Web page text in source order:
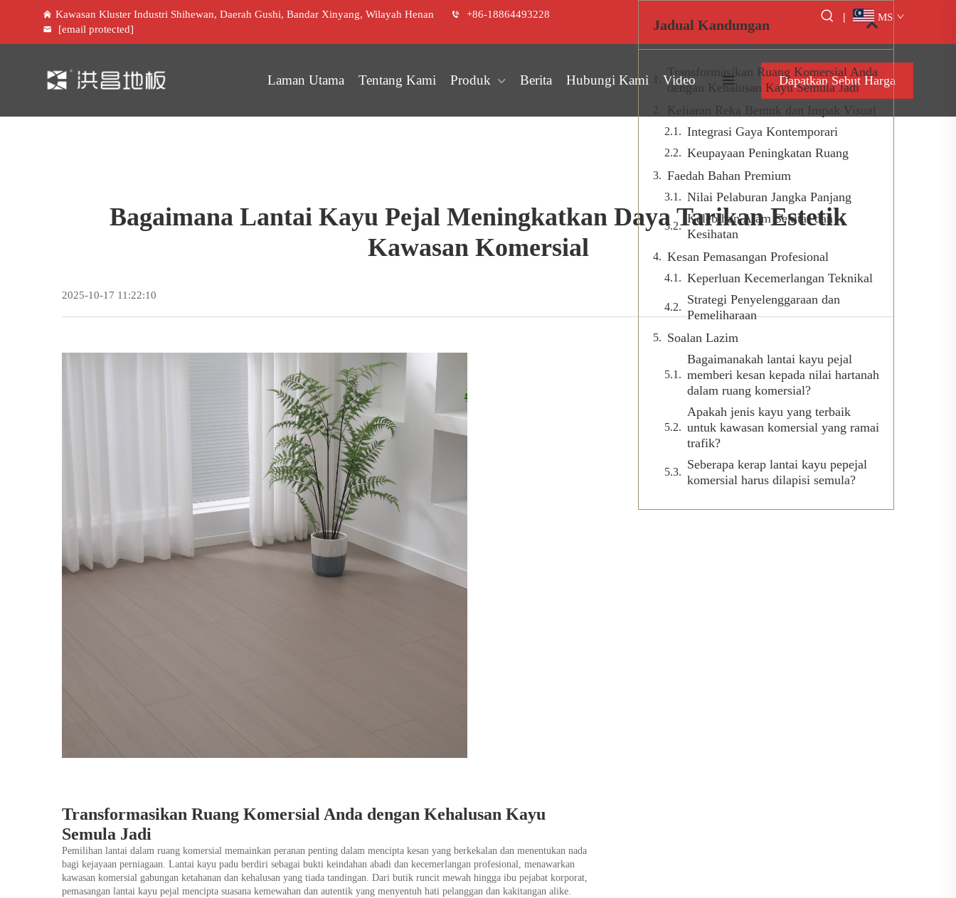
Kawasan Kluster Industri Shihewan, Daerah Gushi, Bandar Xinyang, Wilayah Henan
+86-18864493228
[email protected]
| MS
Laman Utama Tentang Kami Produk Berita Hubungi Kami Video Dapatkan Sebut Harga
Bagaimana Lantai Kayu Pejal Meningkatkan Daya Tarikan Estetik
Kawasan Komersial
2025-10-17 11:22:10
Transformasikan Ruang Komersial Anda dengan Kehalusan Kayu
Semula Jadi
Pemilihan lantai dalam ruang komersial memainkan peranan penting dalam mencipta kesan yang berkekalan dan menentukan nada
bagi kejayaan perniagaan. Lantai kayu padu berdiri sebagai bukti keindahan abadi dan kecemerlangan profesional, menawarkan
kawasan komersial gabungan ketahanan dan kehalusan yang tiada tandingan. Dari butik runcit mewah hingga ibu pejabat korporat,
pemasangan lantai kayu pejal mencipta suasana kemewahan dan autentik yang menyentuh hati pelanggan dan kakitangan alike.
Jadual Kandungan
Transformasikan Ruang Komersial Anda
dengan Kehalusan Kayu Semula Jadi
Keliaran Reka Bentuk dan Impak Visual
Integrasi Gaya Kontemporari
Keupayaan Peningkatan Ruang
Faedah Bahan Premium
Nilai Pelaburan Jangka Panjang
Kelebihan Alam Sekitar dan
Kesihatan
Kesan Pemasangan Profesional
Keperluan Kecemerlangan Teknikal
Strategi Penyelenggaraan dan
Pemeliharaan
Soalan Lazim
Bagaimanakah lantai kayu pejal
memberi kesan kepada nilai hartanah
dalam ruang komersial?
Apakah jenis kayu yang terbaik
untuk kawasan komersial yang ramai
trafik?
Seberapa kerap lantai kayu pepejal
komersial harus dilapisi semula?